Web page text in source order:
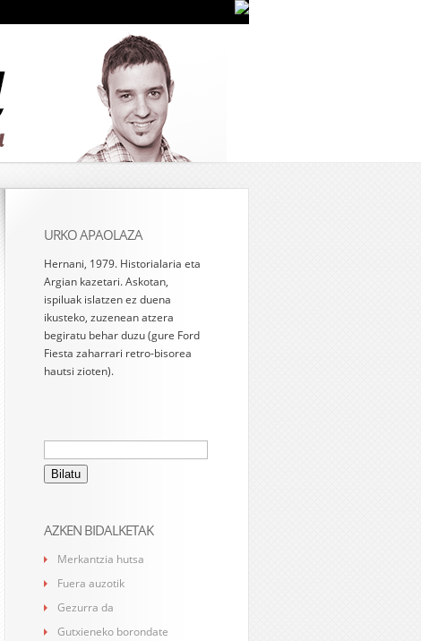
URKO APAOLAZA
Hernani, 1979. Historialaria eta
Argian kazetari. Askotan,
ispiluak islatzen ez duena
ikusteko, zuzenean atzera
begiratu behar duzu (gure Ford
Fiesta zaharrari retro-bisorea
hautsi zioten).
Bilatu:
AZKEN BIDALKETAK
Merkantzia hutsa
Fuera auzotik
Gezurra da
Gutxieneko borondate